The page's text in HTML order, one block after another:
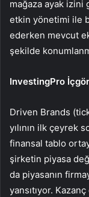
mağaza ayak izini
etkin yönetimi ile
ederken mevcut
şekilde
InvestingPro
Driven Brands
yılının ilk çeyrek
finansal tablo
şirketin piyasa
da piyasanın
yansıtıyor.